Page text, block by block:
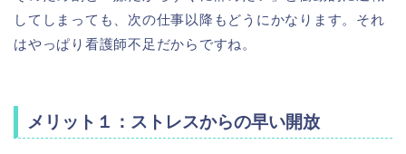
してしまっても、次の仕事以降もどうにかなります。それ
はやっぱり看護師不足だからですね。
メリット１：ストレスからの早い開放